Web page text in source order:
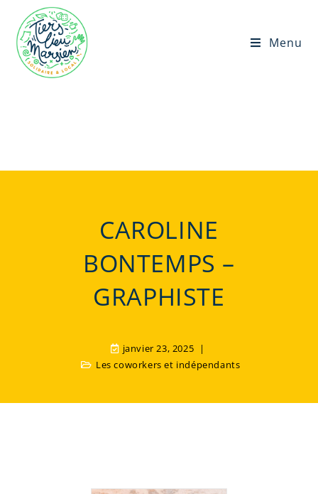
Menu
CAROLINE
BONTEMPS –
GRAPHISTE
janvier 23, 2025
Les coworkers et indépendants